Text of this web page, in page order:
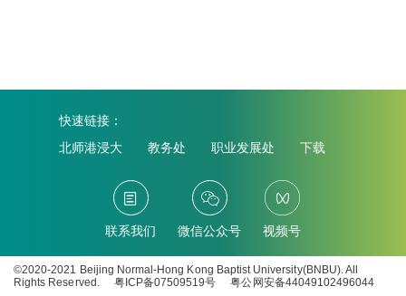
快速链接：
北师港浸大
教务处 职业发展处 下载
联系我们 微信公众号 视频号
©2020-2021 Beijing Normal-Hong Kong Baptist University(BNBU). All
Rights Reserved.
粤ICP备07509519号 粤公网安备44049102496044